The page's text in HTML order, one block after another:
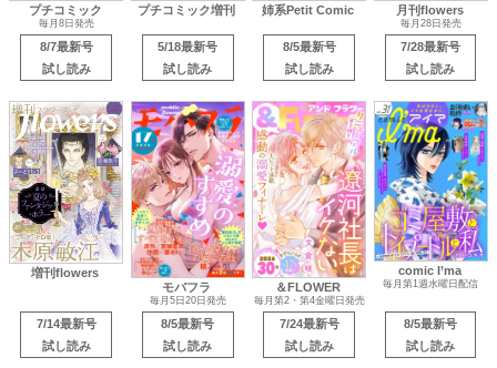
プチコミック
毎月8日発売
8/7最新号
試し読み
プチコミック増刊
5/18最新号
試し読み
姉系Petit Comic
8/5最新号
試し読み
月刊flowers
毎月28日発売
7/28最新号
試し読み
増刊flowers
7/14最新号
試し読み
モバフラ
毎月5日20日発売
8/5最新号
試し読み
＆FLOWER
毎月第2・第4金曜日発売
7/24最新号
試し読み
comic I’ma
毎月第1週水曜日配信
8/5最新号
試し読み